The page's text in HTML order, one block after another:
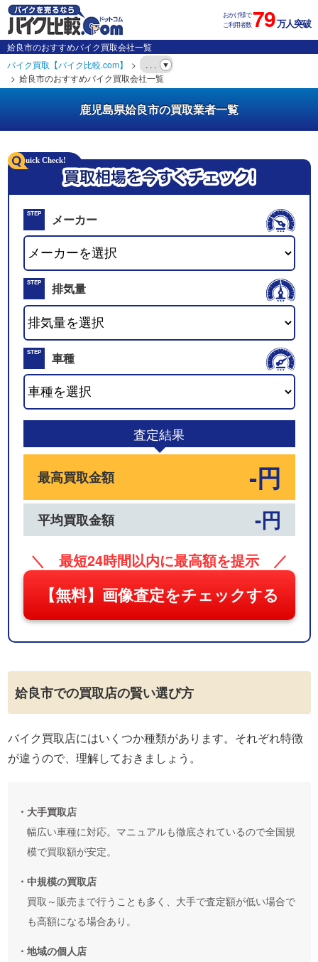
おかげ様で
ご利用者数79万人突破
姶良市のおすすめバイク買取会社一覧
バイク買取【バイク比較.com】
. . .
姶良市のおすすめバイク買取会社一覧
鹿児島県姶良市の買取業者一覧
STEP
01
メーカー
STEP
02
排気量
STEP
03
車種
査定結果
最高買取金額 -円
平均買取金額 -円
＼ 最短24時間以内に最高額を提示 ／
【無料】画像査定をチェックする
姶良市での買取店の賢い選び方
バイク買取店にはいくつか種類があります。それぞれ特徴
が違うので、理解しておきましょう。
・大手買取店
幅広い車種に対応。マニュアルも徹底されているので全国規
模で買取額が安定。
・中規模の買取店
買取～販売まで行うことも多く、大手で査定額が低い場合で
も高額になる場合あり。
・地域の個人店